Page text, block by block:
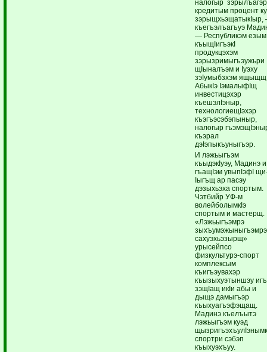
налогыр
кредитым процент
къегъэлъагъуэ
— Республикэм езым
къыщIигъэкI
продукцэхэм
зэрызримыгъэужьри
щIыналъэм и Iуэху
зэIумыбзхэм
АбыкIэ IэмалыфIщ
инвестицэхэр
къешэлIэныр,
технологиещIэхэр
къэгъэсэбэпыныр,
налогыр
къэрал
дэIэпыкъуныгъэр.
И лэжьыгъэм
къыдэкIуэу, Мадинэ и
гъащIэм увыпIэфI
Iыгъщ ар пасэу
дэзыхьэха спортым.
Чэтбийр УФ-м
волейболымкIэ
спортым и мастерщ.
«Лэжьыгъэмрэ
зыхъумэжыныгъэмрэ
са­хуэхьэзырщ»
урысейпсо
физкультурэ-спорт
комплексым
къигъэувахэр
къызыхуэтыншэу
зэщIащ икIи абы и
дыщэ дамыгъэр
къыхуагъэфэщащ.
Мадинэ къелъытэ
лэжьыгъэм куэд
спортри сэбэп
къыхуэхъуу.